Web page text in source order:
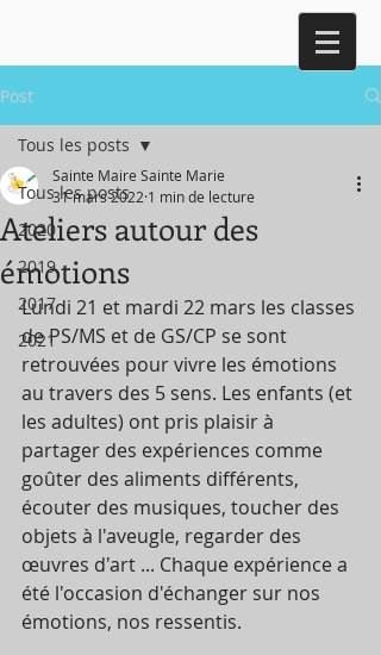
Post
Tous les posts
2020
2019
2017
2021
Tous les posts
Ateliers autour des
émotions
Sainte Maire Sainte Marie
31 mars 2022 1 min de lecture
Lundi 21 et mardi 22 mars les classes
de PS/MS et de GS/CP se sont
retrouvées pour vivre les émotions
au travers des 5 sens. Les enfants (et
les adultes) ont pris plaisir à
partager des expériences comme
goûter des aliments différents,
écouter des musiques, toucher des
objets à l'aveugle, regarder des
œuvres d'art ... Chaque expérience a
été l'occasion d'échanger sur nos
émotions, nos ressentis.